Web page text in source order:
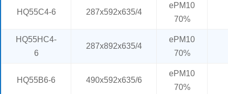
HQ55C4-6 287x592x635/4
ePM10
70%
HQ55HC4-
6
287x892x635/4
ePM10
70%
HQ55B6-6 490x592x635/6
ePM10
70%